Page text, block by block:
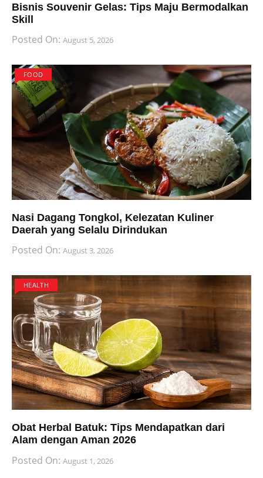
Bisnis Souvenir Gelas: Tips Maju Bermodalkan
Skill
Posted On: August 5, 2026
FOOD
Nasi Dagang Tongkol, Kelezatan Kuliner
Daerah yang Selalu Dirindukan
Posted On: August 3, 2026
HEALTH
Obat Herbal Batuk: Tips Mendapatkan dari
Alam dengan Aman 2026
Posted On: August 1, 2026